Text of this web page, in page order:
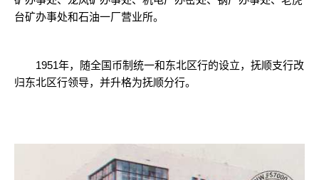
台矿办事处和石油一厂营业所。
1951年，随全国币制统一和东北区行的设立，抚顺支行改
归东北区行领导，并升格为抚顺分行。